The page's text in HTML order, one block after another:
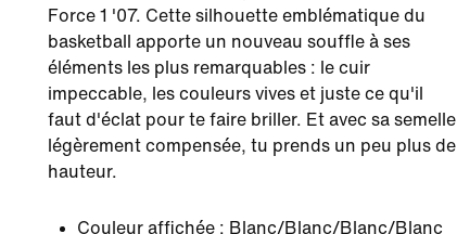
Force 1 '07. Cette silhouette emblématique du
basketball apporte un nouveau souffle à ses
éléments les plus remarquables : le cuir
impeccable, les couleurs vives et juste ce qu'il
faut d'éclat pour te faire briller. Et avec sa semelle
légèrement compensée, tu prends un peu plus de
hauteur.
Couleur affichée : Blanc/Blanc/Blanc/Blanc